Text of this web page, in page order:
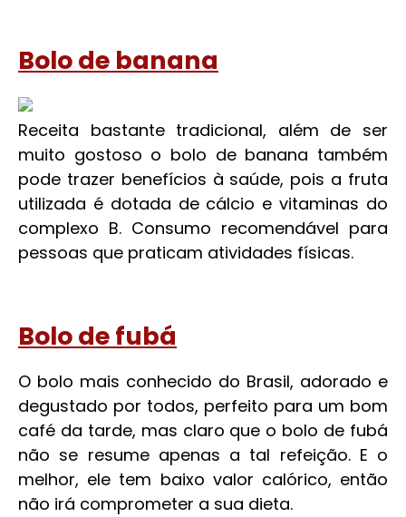
Bolo de banana
Receita bastante tradicional, além de ser
muito gostoso o bolo de banana também
pode trazer benefícios à saúde, pois a fruta
utilizada é dotada de cálcio e vitaminas do
complexo B. Consumo recomendável para
pessoas que praticam atividades físicas.
Bolo de fubá
O bolo mais conhecido do Brasil, adorado e
degustado por todos, perfeito para um bom
café da tarde, mas claro que o bolo de fubá
não se resume apenas a tal refeição. E o
melhor, ele tem baixo valor calórico, então
não irá comprometer a sua dieta.